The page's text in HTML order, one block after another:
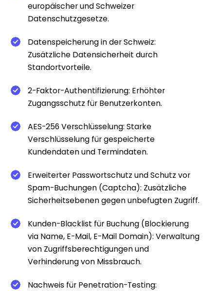
europäischer und Schweizer
Datenschutzgesetze.
Datenspeicherung in der Schweiz:
Zusätzliche Datensicherheit durch
Standortvorteile.
2-Faktor-Authentifizierung: Erhöhter
Zugangsschutz für Benutzerkonten.
AES-256 Verschlüsselung: Starke
Verschlüsselung für gespeicherte
Kundendaten und Termindaten.
Erweiterter Passwortschutz und Schutz vor
Spam-Buchungen (Captcha): Zusätzliche
Sicherheitsebenen gegen unbefugten Zugriff.
Kunden-Blacklist für Buchung (Blockierung
via Name, E-Mail, E-Mail Domain): Verwaltung
von Zugriffsberechtigungen und
Verhinderung von Missbrauch.
Nachweis für Penetration-Testing: